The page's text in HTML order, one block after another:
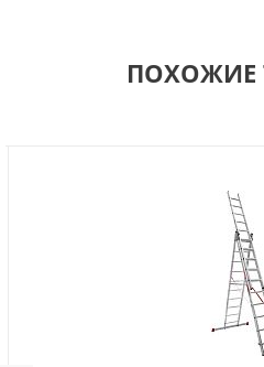
ПОХОЖИЕ